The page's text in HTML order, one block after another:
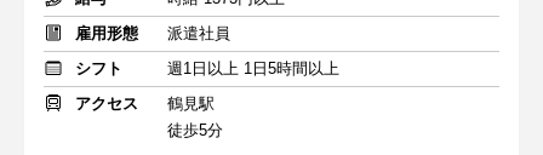
雇用形態
派遣社員
シフト
週1日以上 1日5時間以上
アクセス
鶴見駅
徒歩5分